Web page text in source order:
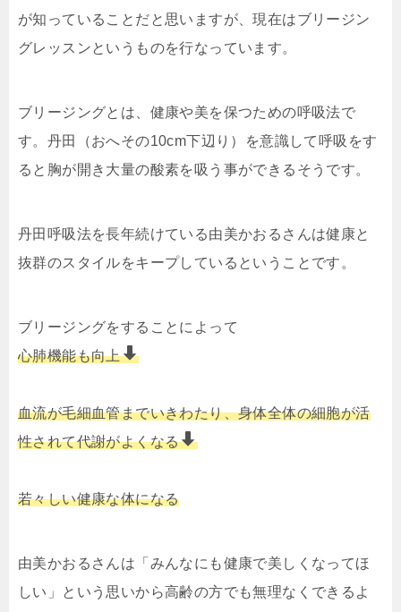
が知っていることだと思いますが、現在はブリージン
グレッスンというものを行なっています。
ブリージングとは、健康や美を保つための呼吸法で
す。丹田（おへその10cm下辺り）を意識して呼吸をす
ると胸が開き大量の酸素を吸う事ができるそうです。
丹田呼吸法を長年続けている由美かおるさんは健康と
抜群のスタイルをキープしているということです。
ブリージングをすることによって
心肺機能も向上
血流が毛細血管までいきわたり、身体全体の細胞が活
性されて代謝がよくなる
若々しい健康な体になる
由美かおるさんは「みんなにも健康で美しくなってほ
しい」という思いから高齢の方でも無理なくできるよ